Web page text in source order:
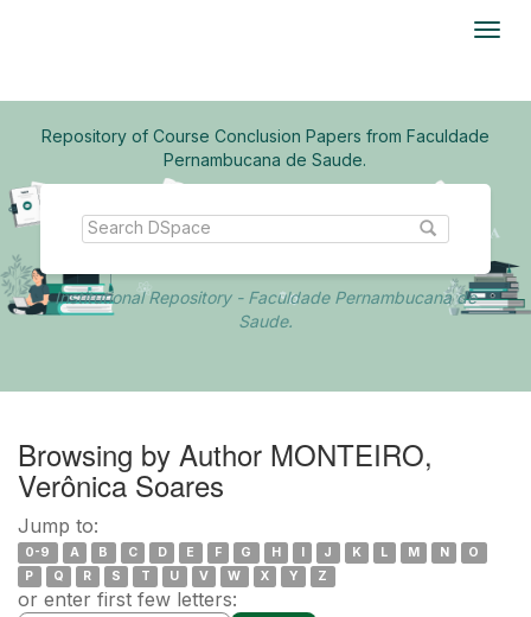
Repository of Course Conclusion Papers from Faculdade
Pernambucana de Saude.
Institutional Repository - Faculdade Pernambucana de
Saude.
Browsing by Author MONTEIRO,
Verônica Soares
Jump to:
0-9 A B C D E F G H I J K L M N
O
P
Q R S T U V W X Y Z
or enter first few letters: